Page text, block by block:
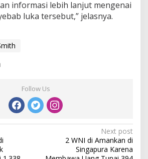
informasi lebih lanjut mengenai
luka tersebut,” jelasnya.
Follow Us
Next post
2 WNI di Amankan di
Singapura Karena